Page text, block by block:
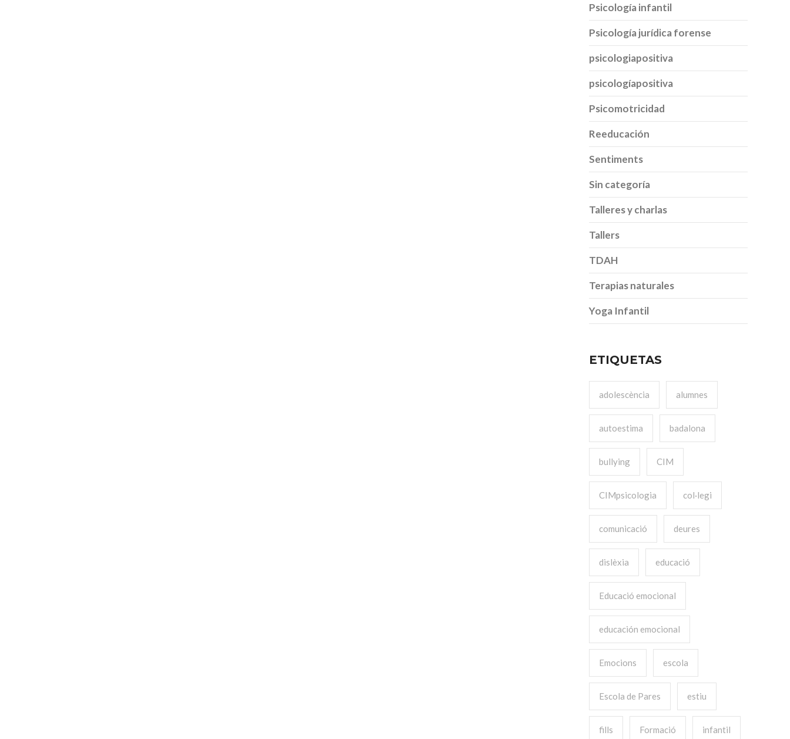
Psicología infantil
Psicología jurídica forense
psicologiapositiva
psicologíapositiva
Psicomotricidad
Reeducación
Sentiments
Sin categoría
Talleres y charlas
Tallers
TDAH
Terapias naturales
Yoga Infantil
ETIQUETAS
adolescència alumnes
autoestima badalona
bullying CIM
CIMpsicologia col·legi
comunicació deures
dislèxia educació
Educació emocional
educación emocional
Emocions escola
Escola de Pares estiu
fills Formació infantil